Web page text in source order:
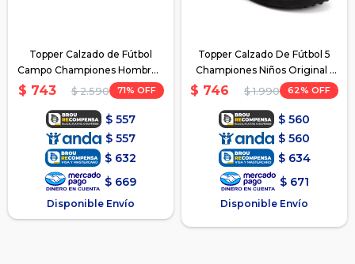
Topper Calzado de Fútbol
Campo Championes Hombre -
Blanco-SanCiro
$ 743 $ 2.590 71
$ 557
$ 557
$ 632
$ 669
Disponible Envío
Topper Calzado De Fútbol 5
Championes Niños Original -
Negro-Amarillo
$ 746 $ 1.990 62
$ 560
$ 560
$ 634
$ 671
Disponible Envío